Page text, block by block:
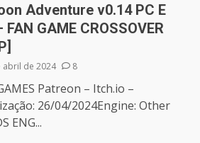
Adventure v0.14 PC E
GAME CROSSOVER
abril de 2024 8
Patreon – Itch.io –
26/04/2024Engine: Other
ENG...